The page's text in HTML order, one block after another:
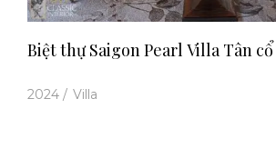
Biệt thự Saigon Pearl Villa Tân
2024 / Villa